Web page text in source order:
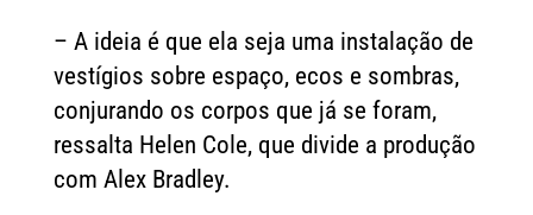
– A ideia é que ela seja uma instalação de
vestígios sobre espaço, ecos e sombras,
conjurando os corpos que já se foram,
ressalta Helen Cole, que divide a produção
com Alex Bradley.